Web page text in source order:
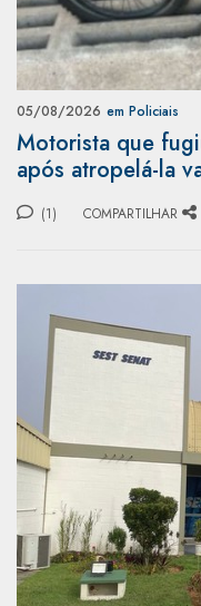
05/08/2026 em Policiais
Motorista que
após atropelá-la
(1) COMPARTILHAR